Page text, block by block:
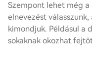
Szempont lehet még
elnevezést
kimondjuk. Példásul a
sokaknak okozhat